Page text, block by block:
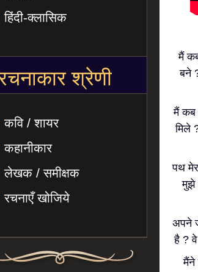
मैं
बने
मैं कब
मिले
पथ
मुझे
अपने
है ? वे
मैंने
हिंदी-क्लासिक
श्रेणी
कवि / शायर
कहानीकार
लेखक / समीक्षक
रचनाएँ खोजिये